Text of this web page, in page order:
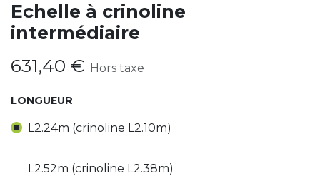
Echelle à crinoline
intermédiaire
631,40 € Hors taxe
LONGUEUR
L2.24m (crinoline L2.10m)
L2.52m (crinoline L2.38m)